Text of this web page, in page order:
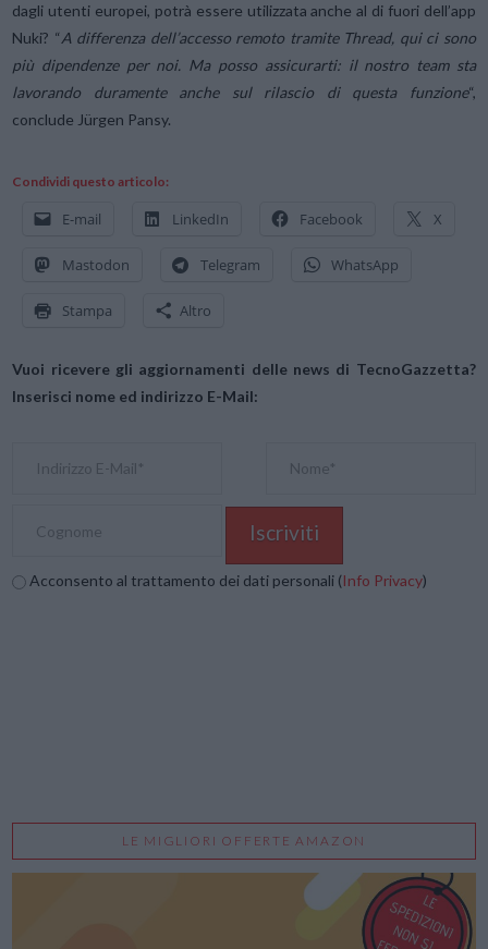
dagli utenti europei, potrà essere utilizzata anche al di fuori dell’app
Nuki? “A differenza dell’accesso remoto tramite Thread, qui ci sono
più dipendenze per noi. Ma posso assicurarti: il nostro team sta
lavorando duramente anche sul rilascio di questa funzione“,
conclude Jürgen Pansy.
Condividi questo articolo:
E-mail LinkedIn Facebook X
Mastodon Telegram WhatsApp
Stampa Altro
Vuoi ricevere gli aggiornamenti delle news di TecnoGazzetta?
Inserisci nome ed indirizzo E-Mail:
Acconsento al trattamento dei dati personali (Info Privacy)
LE MIGLIORI OFFERTE AMAZON